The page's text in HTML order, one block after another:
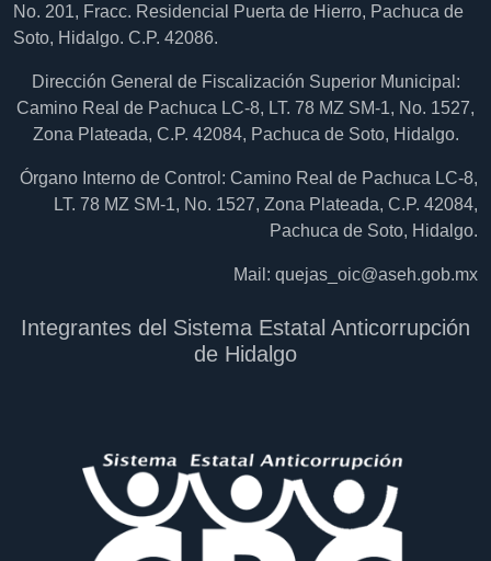
No. 201, Fracc. Residencial Puerta de Hierro, Pachuca de
Soto, Hidalgo. C.P. 42086.
Dirección General de Fiscalización Superior Municipal:
Camino Real de Pachuca LC-8, LT. 78 MZ SM-1, No. 1527,
Zona Plateada, C.P. 42084, Pachuca de Soto, Hidalgo.
Órgano Interno de Control: Camino Real de Pachuca LC-8,
LT. 78 MZ SM-1, No. 1527, Zona Plateada, C.P. 42084,
Pachuca de Soto, Hidalgo.
Mail: quejas_oic@aseh.gob.mx
Integrantes del Sistema Estatal Anticorrupción
de Hidalgo